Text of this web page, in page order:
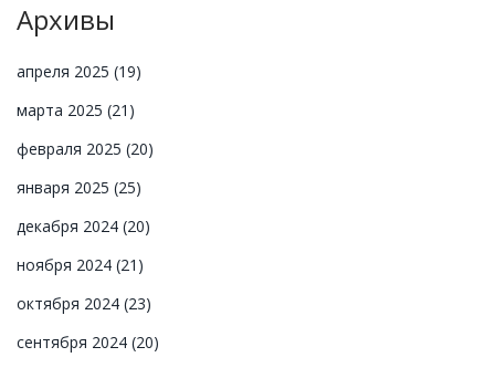
Архивы
апреля 2025 (19)
марта 2025 (21)
февраля 2025 (20)
января 2025 (25)
декабря 2024 (20)
ноября 2024 (21)
октября 2024 (23)
сентября 2024 (20)